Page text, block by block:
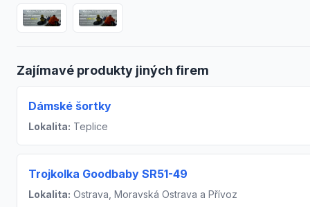
Zajímavé produkty jiných firem
Dámské šortky
Lokalita: Teplice
Trojkolka Goodbaby SR51-49
Lokalita: Ostrava, Moravská Ostrava a Přívoz